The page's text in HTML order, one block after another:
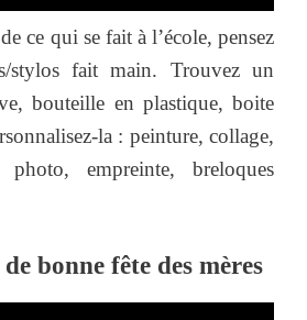
ce qui se fait à l’école, pensez
stylos fait main. Trouvez un
bouteille en plastique, boite
la : peinture, collage,
photo, empreinte, breloques
bonne fête des mères